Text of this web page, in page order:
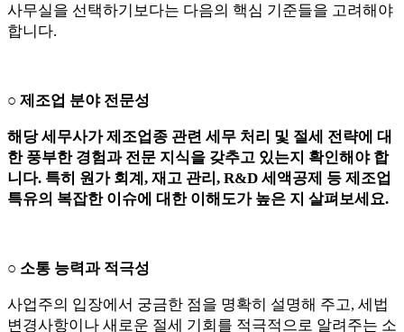
사무실을 선택하기보다는 다음의 핵심 기준들을 고려해야
합니다.
○ 제조업 분야 전문성
해당 세무사가 제조업종 관련 세무 처리 및 절세 전략에 대
한 풍부한 경험과 전문 지식을 갖추고 있는지 확인해야 합
니다. 특히 원가 회계, 재고 관리, R&D 세액공제 등 제조업
특유의 복잡한 이슈에 대한 이해도가 높은 지 살펴보세요.
○ 소통 능력과 적극성
사업주의 입장에서 궁금한 점을 명확히 설명해 주고, 세법
변경사항이나 새로운 절세 기회를 적극적으로 알려주는 소